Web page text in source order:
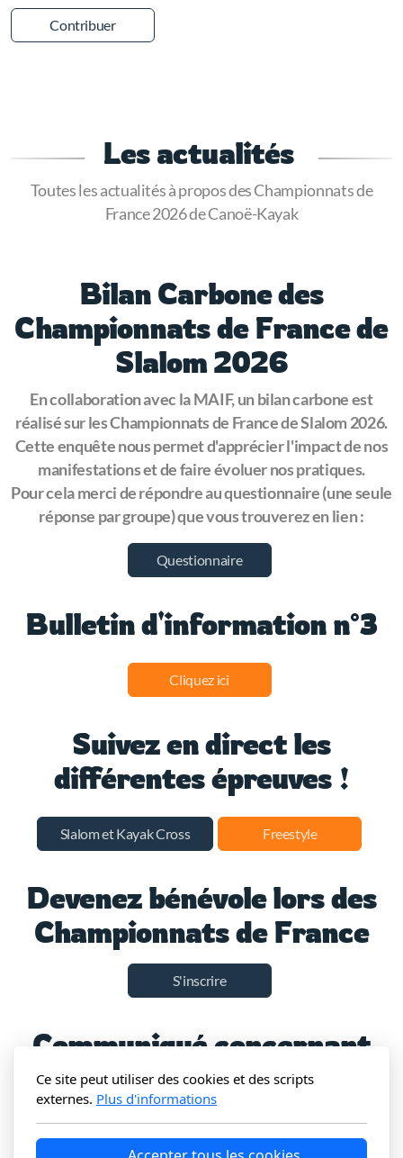
Contribuer
Les actualités
Toutes les actualités à propos des Championnats de
France 2026 de Canoë-Kayak
Bilan Carbone des
Championnats de France de
Slalom 2026
En collaboration avec la MAIF, un bilan carbone est
réalisé sur les Championnats de France de Slalom 2026.
Cette enquête nous permet d'apprécier l'impact de nos
manifestations et de faire évoluer nos pratiques.
Pour cela merci de répondre au questionnaire (une seule
réponse par groupe) que vous trouverez en lien :
Questionnaire
Bulletin d'information n°3
Cliquez ici
Suivez en direct les
différentes épreuves !
Slalom et Kayak Cross Freestyle
Devenez bénévole lors des
Championnats de France
S'inscrire
Communiqué concernant
les nouveaux hébergements
Communiqué
Ce site peut utiliser des cookies et des scripts
externes. Plus d'informations